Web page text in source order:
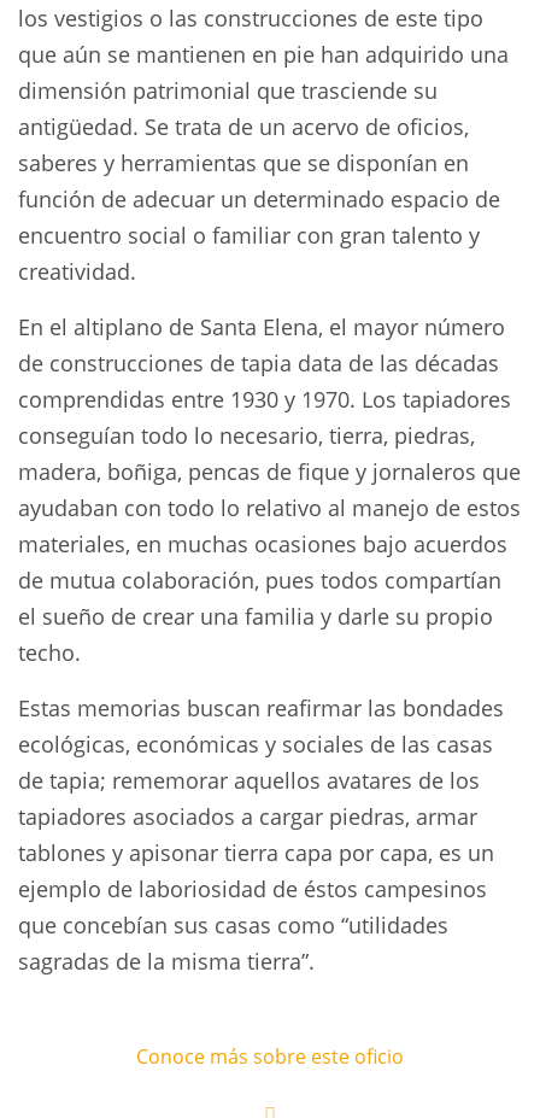
los vestigios o las construcciones de este tipo
que aún se mantienen en pie han adquirido una
dimensión patrimonial que trasciende su
antigüedad. Se trata de un acervo de oficios,
saberes y herramientas que se disponían en
función de adecuar un determinado espacio de
encuentro social o familiar con gran talento y
creatividad.
En el altiplano de Santa Elena, el mayor número
de construcciones de tapia data de las décadas
comprendidas entre 1930 y 1970. Los tapiadores
conseguían todo lo necesario, tierra, piedras,
madera, boñiga, pencas de fique y jornaleros que
ayudaban con todo lo relativo al manejo de estos
materiales, en muchas ocasiones bajo acuerdos
de mutua colaboración, pues todos compartían
el sueño de crear una familia y darle su propio
techo.
Estas memorias buscan reafirmar las bondades
ecológicas, económicas y sociales de las casas
de tapia; rememorar aquellos avatares de los
tapiadores asociados a cargar piedras, armar
tablones y apisonar tierra capa por capa, es un
ejemplo de laboriosidad de éstos campesinos
que concebían sus casas como “utilidades
sagradas de la misma tierra”.
Conoce más sobre este oficio